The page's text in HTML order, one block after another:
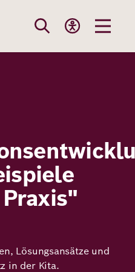
Team
Robert Bosch
Haltung
Themen
Bildung
Resilienz
Fördergebiete
Projekte
Benefits
Lösungsansätze und
in der Kita.